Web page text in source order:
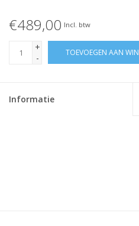
€489,00 Incl. btw
+
-
TOEVOEGEN AAN
Informatie